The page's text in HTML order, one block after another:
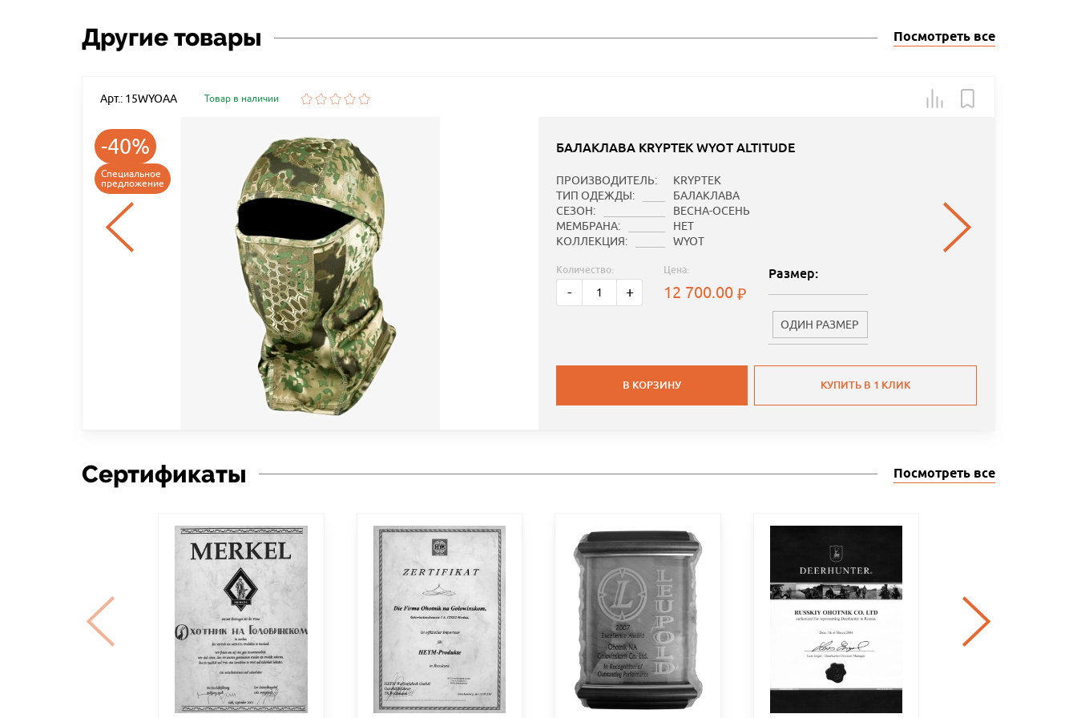
Другие товары Посмотреть все
Арт.: 15WYOAA Товар в наличии
-40%
Специальное
предложение
БАЛАКЛАВА KRYPTEK WYOT ALTITUDE
ПРОИЗВОДИТЕЛЬ:
KRYPTEK
ТИП ОДЕЖДЫ:
БАЛАКЛАВА
СЕЗОН:
ВЕСНА-ОСЕНЬ
МЕМБРАНА:
НЕТ
КОЛЛЕКЦИЯ:
WYOT
Количество:
- +
Цена:
12 700.00
Размер:
ОДИН РАЗМЕР
В КОРЗИНУ КУПИТЬ В 1 КЛИК
Сертификаты Посмотреть все